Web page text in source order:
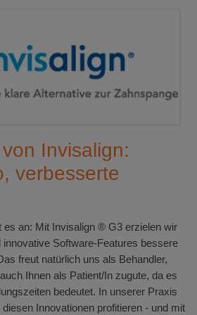
Invisalign:
verbesserte
es an: Mit Invisalign ® G3 erzielen wir
innovative Software-Features bessere
freut natürlich uns als Behandler,
Ihnen als Patient/In zugute, da es
bedeutet. In unserer Praxis
Innovationen profitieren - und mit